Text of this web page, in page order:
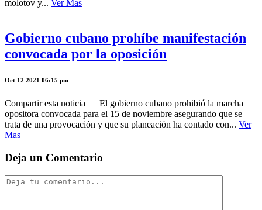
molotov y... Ver Mas
Gobierno cubano prohíbe manifestación
convocada por la oposición
Oct 12 2021 06:15 pm
Compartir esta noticia El gobierno cubano prohibió la marcha
opositora convocada para el 15 de noviembre asegurando que se
trata de una provocación y que su planeación ha contado con... Ver
Mas
Deja un Comentario